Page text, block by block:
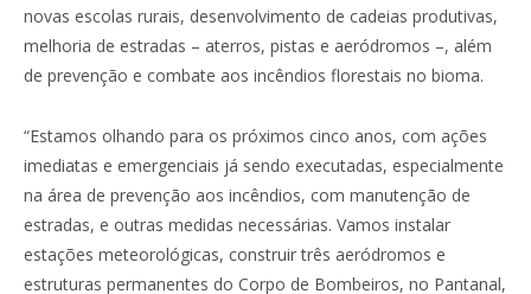
novas escolas rurais, desenvolvimento de cadeias produtivas,
melhoria de estradas – aterros, pistas e aeródromos –, além
de prevenção e combate aos incêndios florestais no bioma.
“Estamos olhando para os próximos cinco anos, com ações
imediatas e emergenciais já sendo executadas, especialmente
na área de prevenção aos incêndios, com manutenção de
estradas, e outras medidas necessárias. Vamos instalar
estações meteorológicas, construir três aeródromos e
estruturas permanentes do Corpo de Bombeiros, no Pantanal,